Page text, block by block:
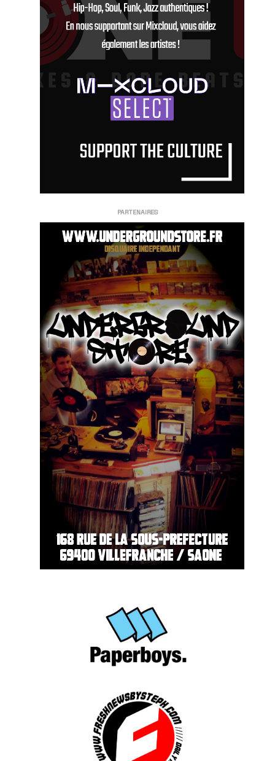
PARTENAIRES